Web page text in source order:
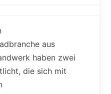
aus
haben zwei
die sich mit